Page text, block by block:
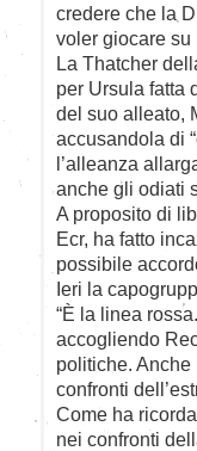
credere che la
voler giocare su
La Thatcher
per Ursula fatta
del suo alleato,
accusandola di
l’alleanza
anche gli odiati
A proposito di
Ecr, ha fatto
possibile
Ieri la
“È la linea
accogliendo
politiche.
confronti
Come ha
nei confronti